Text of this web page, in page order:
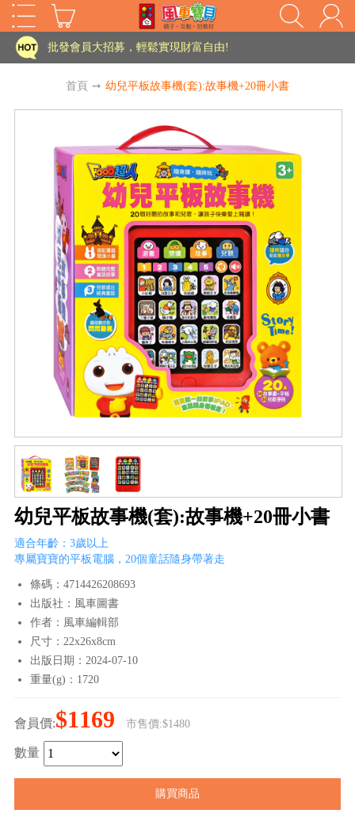
家長樂了!「風車書版集團暨FOOD超人企業總部」目前正興建中!
批發會員大招募，輕鬆實現財富自由!
老師您好!!幼教會員火熱招募中~
海外購物免煩惱！點我查看『海外購物流程說明』
批發會員大招募，輕鬆實現財富自由!
老師您好!!幼教會員火熱招募中~
海外購物免煩惱！點我查看『海外購物流程說明』
首頁 ➙ 幼兒平板故事機(套):故事機+20冊小書
幼兒平板故事機(套):故事機+20冊小書
適合年齡：3歲以上
專屬寶寶的平板電腦，20個童話隨身帶著走
條碼：4714426208693
出版社：風車圖書
作者：風車編輯部
尺寸：22x26x8cm
出版日期：2024-07-10
重量(g)：1720
會員價:$1169 市售價:$1480
數量